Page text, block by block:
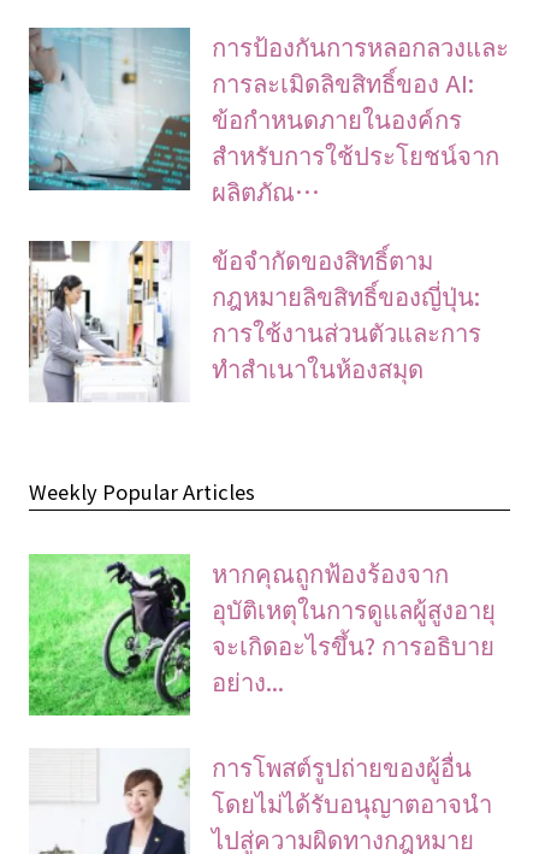
การป้องกันการหลอกลวงและ
การละเมิดลิขสิทธิ์ของ AI:
ข้อกำหนดภายในองค์กร
สำหรับการใช้ประโยชน์จาก
ผลิตภัณ…
ข้อจํากัดของสิทธิ์ตาม
กฎหมายลิขสิทธิ์ของญี่ปุ่น:
การใช้งานส่วนตัวและการ
ทําสําเนาในห้องสมุด
Weekly Popular Articles
หากคุณถูกฟ้องร้องจาก
อุบัติเหตุในการดูแลผู้สูงอายุ
จะเกิดอะไรขึ้น? การอธิบาย
อย่าง...
การโพสต์รูปถ่ายของผู้อื่น
โดยไม่ได้รับอนุญาตอาจนํา
ไปสู่ความผิดทางกฎหมาย